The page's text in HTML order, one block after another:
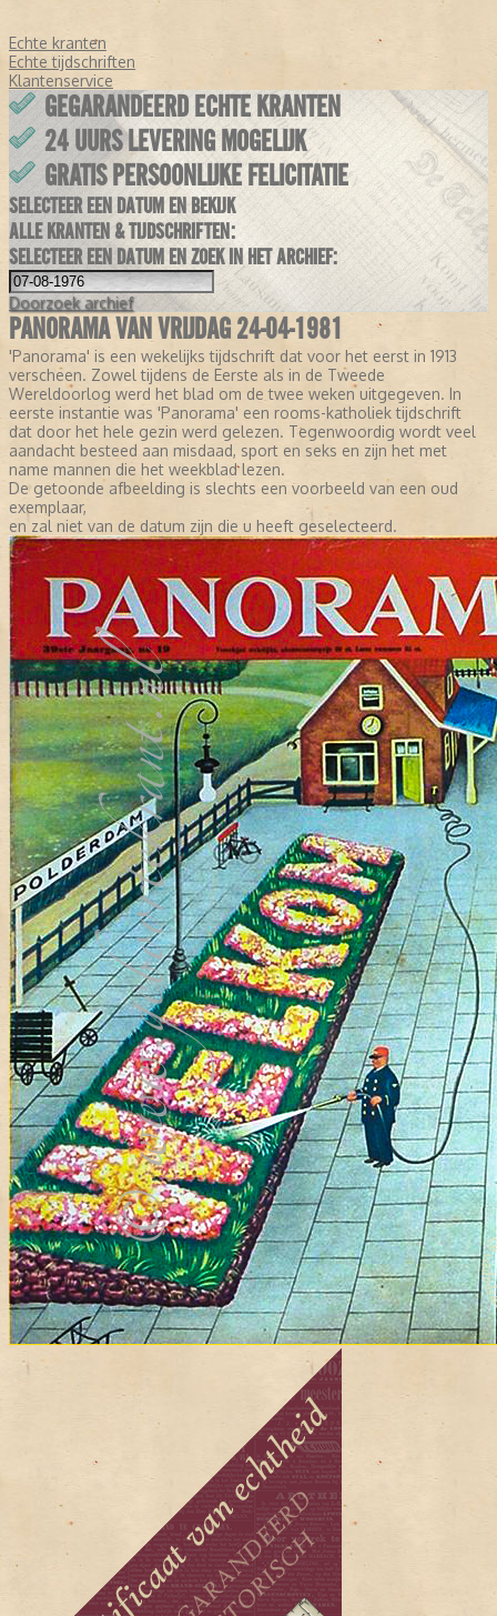
Echte kranten
Echte tijdschriften
Klantenservice
GEGARANDEERD ECHTE KRANTEN
24 UURS LEVERING MOGELIJK
GRATIS PERSOONLIJKE FELICITATIE
SELECTEER EEN DATUM EN BEKIJK
ALLE KRANTEN & TIJDSCHRIFTEN:
SELECTEER EEN DATUM EN ZOEK IN HET ARCHIEF:
Doorzoek archief
PANORAMA VAN VRIJDAG 24-04-1981
'Panorama' is een wekelijks tijdschrift dat voor het eerst in 1913
verscheen. Zowel tijdens de Eerste als in de Tweede
Wereldoorlog werd het blad om de twee weken uitgegeven. In
eerste instantie was 'Panorama' een rooms-katholiek tijdschrift
dat door het hele gezin werd gelezen. Tegenwoordig wordt veel
aandacht besteed aan misdaad, sport en seks en zijn het met
name mannen die het weekblad lezen.
De getoonde afbeelding is slechts een voorbeeld van een oud
exemplaar,
en zal niet van de datum zijn die u heeft geselecteerd.